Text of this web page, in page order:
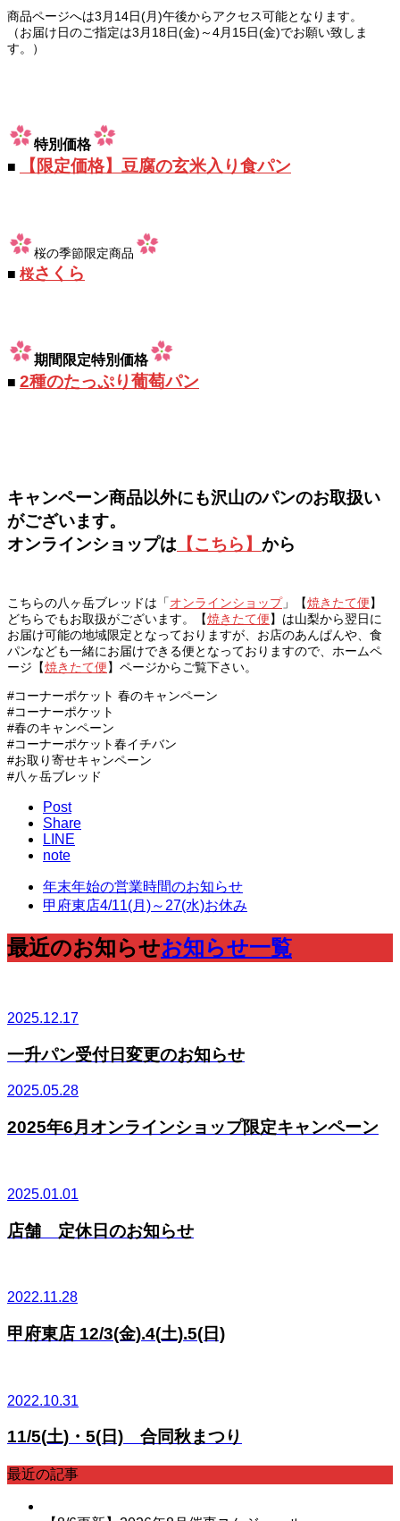
商品ページへは3月14日(月)午後からアクセス可能となります。
（お届け日のご指定は3月18日(金)～4月15日(金)でお願い致しま
す。）
特別価格
■
【限定価格】豆腐の玄米入り食パン
桜の季節限定商品
■ 桜さくら
期間限定特別価格
■ 2種のたっぷり葡萄パン
キャンペーン商品以外にも沢山のパンのお取扱い
がございます。
オンラインショップは 【こちら】 から
こちらの八ヶ岳ブレッドは「オンラインショップ」【焼きたて便】
どちらでもお取扱がございます。【焼きたて便】は山梨から翌日に
お届け可能の地域限定となっておりますが、お店のあんぱんや、食
パンなども一緒にお届けできる便となっておりますので、ホームペ
ージ【焼きたて便】ページからご覧下さい。
#コーナーポケット 春のキャンペーン
#コーナーポケット
#春のキャンペーン
#コーナーポケット春イチバン
#お取り寄せキャンペーン
#八ヶ岳ブレッド
Post
Share
LINE
note
年末年始の営業時間のお知らせ
甲府東店4/11(月)～27(水)お休み
最近のお知らせお知らせ一覧
2025.12.17
一升パン受付日変更のお知らせ
2025.05.28
2025年6月オンラインショップ限定キャンペーン
2025.01.01
店舗 定休日のお知らせ
2022.11.28
甲府東店 12/3(金).4(土).5(日)
2022.10.31
11/5(土)・5(日) 合同秋まつり
最近の記事